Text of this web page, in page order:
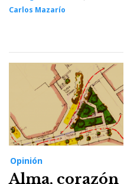
Carlos Mazarío
Opinión
Alma, corazón